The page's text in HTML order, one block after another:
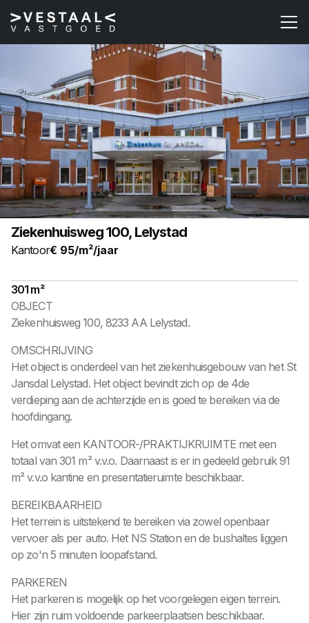
TE HUUR
Ziekenhuisweg 100, Lelystad
Kantoor€ 95/m²/jaar
301 m²
OBJECT
Ziekenhuisweg 100, 8233 AA Lelystad.
OMSCHRIJVING
Het object is onderdeel van het ziekenhuisgebouw van het St
Jansdal Lelystad. Het object bevindt zich op de 4de
verdieping aan de achterzijde en is goed te bereiken via de
hoofdingang.
Het omvat een KANTOOR-/PRAKTIJKRUIMTE met een
totaal van 301 m² v.v.o. Daarnaast is er in gedeeld gebruik 91
m² v.v.o kantine en presentatieruimte beschikbaar.
BEREIKBAARHEID
Het terrein is uitstekend te bereiken via zowel openbaar
vervoer als per auto. Het NS Station en de bushaltes liggen
op zo'n 5 minuten loopafstand.
PARKEREN
Het parkeren is mogelijk op het voorgelegen eigen terrein.
Hier zijn ruim voldoende parkeerplaatsen beschikbaar.